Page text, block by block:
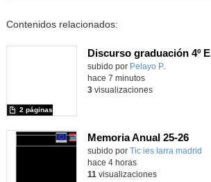
Contenidos relacionados:
subido por Pelayo P.
2 páginas
hace 7 minutos
3visualizaciones
Memoria Anual 25-26
subido por Tic ies larra madrid
hace 4 horas
11 visualizaciones